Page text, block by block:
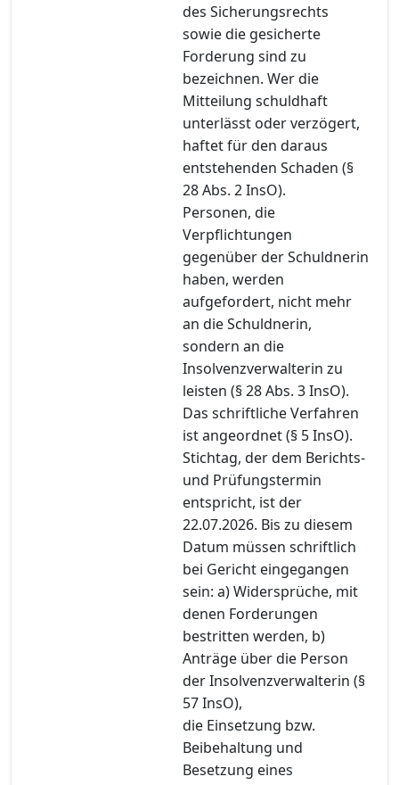
des Sicherungsrechts
sowie die gesicherte
Forderung sind zu
bezeichnen. Wer die
Mitteilung schuldhaft
unterlässt oder verzögert,
haftet für den daraus
entstehenden Schaden (§
28 Abs. 2 InsO).
Personen, die
Verpflichtungen
gegenüber der Schuldnerin
haben, werden
aufgefordert, nicht mehr
an die Schuldnerin,
sondern an die
Insolvenzverwalterin zu
leisten (§ 28 Abs. 3 InsO).
Das schriftliche Verfahren
ist angeordnet (§ 5 InsO).
Stichtag, der dem Berichts-
und Prüfungstermin
entspricht, ist der
22.07.2026. Bis zu diesem
Datum müssen schriftlich
bei Gericht eingegangen
sein: a) Widersprüche, mit
denen Forderungen
bestritten werden, b)
Anträge über die Person
der Insolvenzverwalterin (§
57 InsO),
die Einsetzung bzw.
Beibehaltung und
Besetzung eines